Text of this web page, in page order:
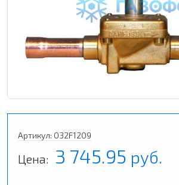
Артикул: 032F1209
Цена: 3 745.95 руб.